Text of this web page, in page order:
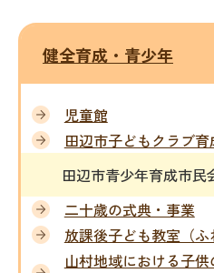
健全育成・青少年
児童館
田辺市子どもクラブ
田辺市青少年育成市民
二十歳の式典・事業
放課後子ども教室（ふ
山村地域における子